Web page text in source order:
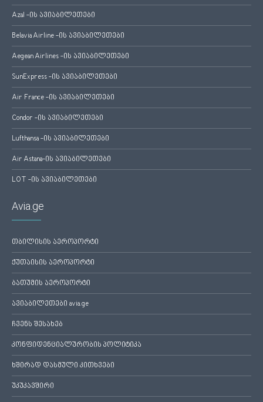
Azal -ის ავიაბილეთები
Belavia Airline -ის ავიაბილეთები
Aegean Airlines -ის ავიაბილეთები
SunExpress -ის ავიაბილეთები
Air France -ის ავიაბილეთები
Condor -ის ავიაბილეთები
Lufthansa -ის ავიაბილეთები
Air Astana-ის ავიაბილეთები
LOT -ის ავიაბილეთები
Avia.ge
თბილისის აეროპორტი
ქუთაისის აეროპორტი
ბათუმის აეროპორტი
ავიაბილეთები avia.ge
ჩვენს შესახებ
კონფიდენციალურობის პოლიტიკა
ხშირად დასმული კითხვები
უკუკავშირი